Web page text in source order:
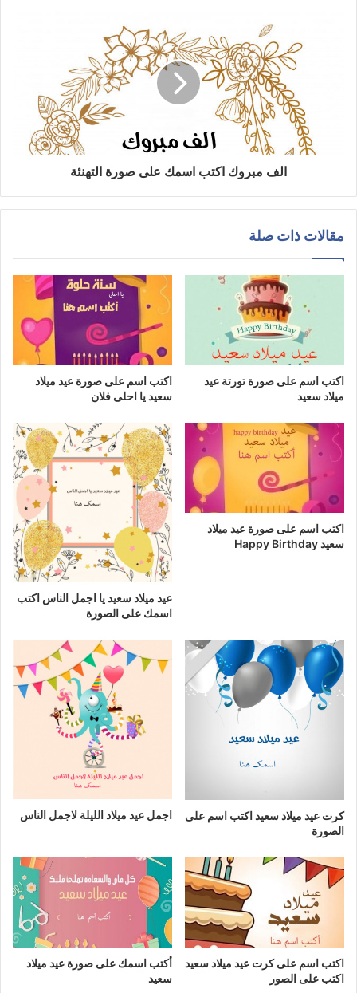
الف مبروك اكتب اسمك على صورة التهنئة
مقالات ذات صلة
اكتب اسم على صورة تورتة عيد
ميلاد سعيد
اكتب اسم على صورة عيد ميلاد
سعيد يا احلى فلان
اكتب اسم على صورة عيد ميلاد
سعيد Happy Birthday
عيد ميلاد سعيد يا اجمل الناس اكتب
اسمك على الصورة
كرت عيد ميلاد سعيد اكتب اسم على
الصورة
اجمل عيد ميلاد الليلة لاجمل الناس
اكتب اسم على كرت عيد ميلاد سعيد
اكتب على الصور
أكتب اسمك على صورة عيد ميلاد
سعيد